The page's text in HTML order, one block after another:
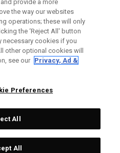
LÉGALES
Callaway Brands.
provide a more
the way our websites
operations; these will only
the ‘Reject All' button
necessary cookies if you
other optional cookies will
see our Privacy, Ad &
Preferences
All
All